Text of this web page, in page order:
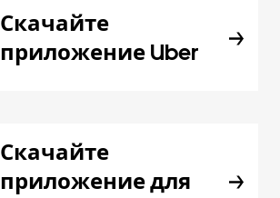
Скачайте
приложение Uber
Скачайте
приложение для